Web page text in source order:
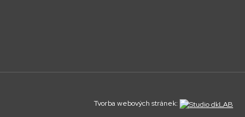
Tvorba webových stránek: